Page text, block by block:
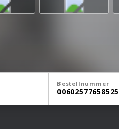
Bestellnummer
00602577658525